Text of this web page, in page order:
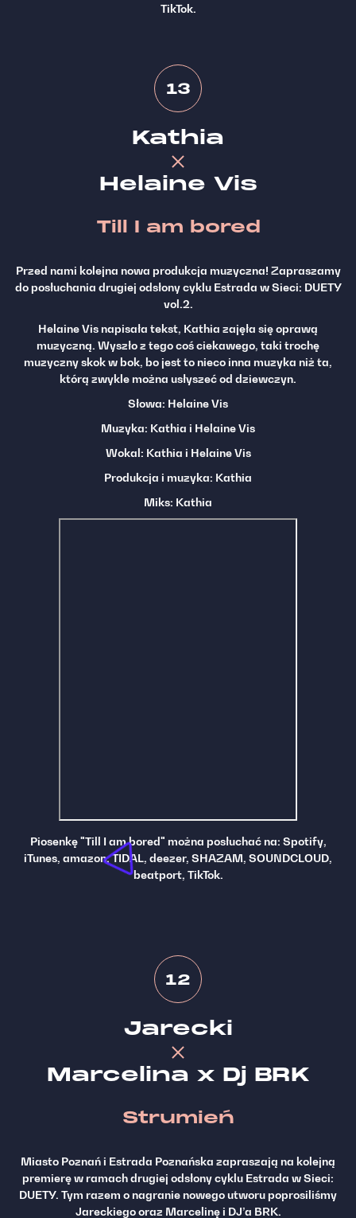
TikTok.
13
Kathia
Helaine Vis
Till I am bored
Przed nami kolejna nowa produkcja muzyczna! Zapraszamy
do posłuchania drugiej odsłony cyklu Estrada w Sieci: DUETY
vol.2.
Helaine Vis napisała tekst, Kathia zajęła się oprawą
muzyczną. Wyszło z tego coś ciekawego, taki trochę
muzyczny skok w bok, bo jest to nieco inna muzyka niż ta,
którą zwykle można usłyszeć od dziewczyn.
Słowa: Helaine Vis
Muzyka: Kathia i Helaine Vis
Wokal: Kathia i Helaine Vis
Produkcja i muzyka: Kathia
Miks: Kathia
Piosenkę "Till I am bored" można posłuchać na: Spotify,
iTunes, amazon, TIDAL, deezer, SHAZAM, SOUNDCLOUD,
beatport, TikTok.
12
Jarecki
Marcelina x Dj BRK
Strumień
Miasto Poznań i Estrada Poznańska zapraszają na kolejną
premierę w ramach drugiej odsłony cyklu Estrada w Sieci:
DUETY. Tym razem o nagranie nowego utworu poprosiliśmy
Jareckiego oraz Marcelinę i DJ’a BRK.